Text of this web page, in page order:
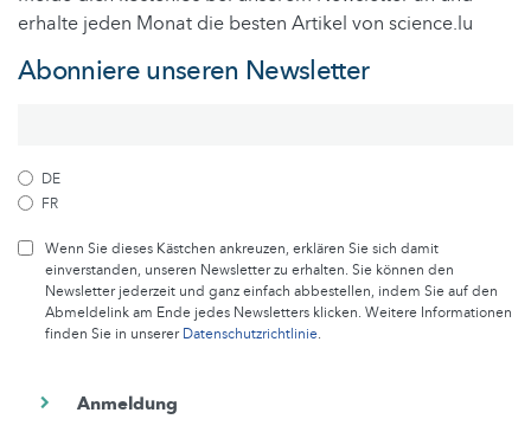
erhalte jeden Monat die besten Artikel von science.lu
Abonniere unseren Newsletter
DE
FR
Wenn Sie dieses Kästchen ankreuzen, erklären Sie sich damit
einverstanden, unseren Newsletter zu erhalten. Sie können den
Newsletter jederzeit und ganz einfach abbestellen, indem Sie auf den
Abmeldelink am Ende jedes Newsletters klicken. Weitere Informationen
finden Sie in unsererDatenschutzrichtlinie.